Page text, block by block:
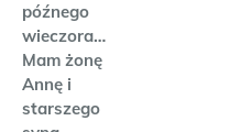
późnego
wieczora…
Mam żonę
Annę i
starszego